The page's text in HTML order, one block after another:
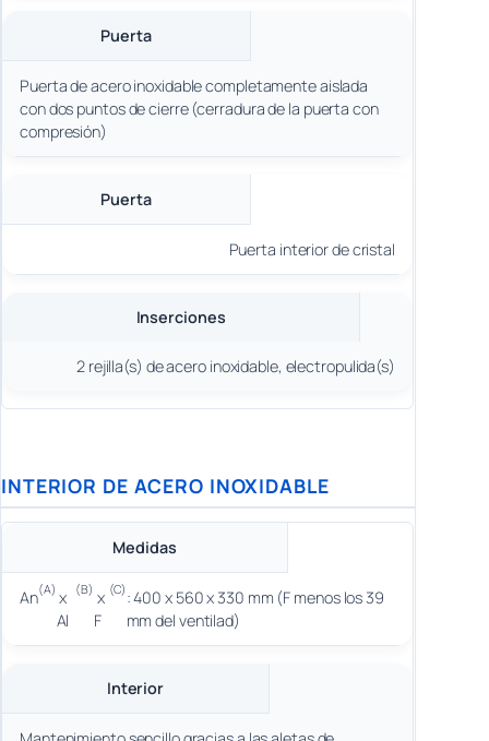
Puerta
Puerta de acero inoxidable completamente aislada
con dos puntos de cierre (cerradura de la puerta con
compresión)
Puerta
Puerta interior de cristal
Inserciones
2 rejilla(s) de acero inoxidable, electropulida(s)
INTERIOR DE ACERO INOXIDABLE
Medidas
An(A) x
Al
(B) x
F
(C) : 400 x 560 x 330 mm (F menos los 39
mm del ventilad)
Interior